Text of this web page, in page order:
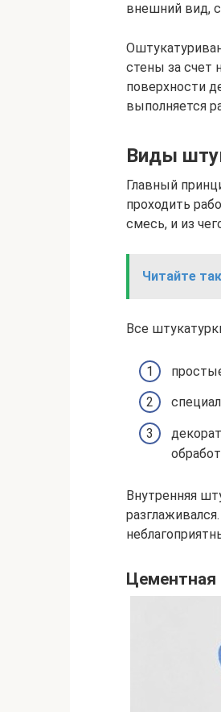
внешний вид,
стены за счет
поверхности
выполняется
Виды
Главный
проходить
смесь, и из
Читайте
Все
Внутренняя
Цементная